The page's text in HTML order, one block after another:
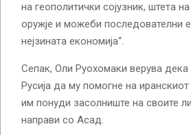
на геополитички сојузник, штета
оружје и можеби последователни
нејзината економија“.
Сепак, Оли Руохомаки верува дека
Русија да му помогне на
им понуди засолниште на своите
направи со Асад.